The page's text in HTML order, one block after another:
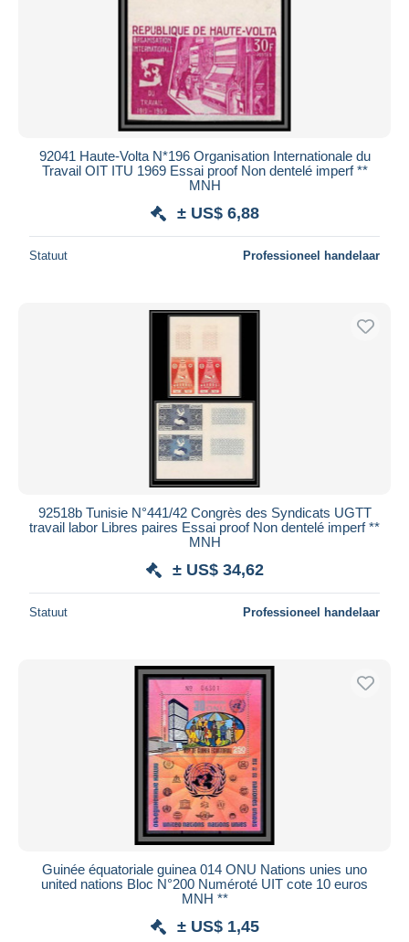
92041 Haute-Volta N*196 Organisation Internationale du
Travail OIT ITU 1969 Essai proof Non dentelé imperf **
MNH
± US$ 6,88
Statuut Professioneel handelaar
92518b Tunisie N°441/42 Congrès des Syndicats UGTT
travail labor Libres paires Essai proof Non dentelé imperf **
MNH
± US$ 34,62
Statuut Professioneel handelaar
Guinée équatoriale guinea 014 ONU Nations unies uno
united nations Bloc N°200 Numéroté UIT cote 10 euros
MNH **
± US$ 1,45